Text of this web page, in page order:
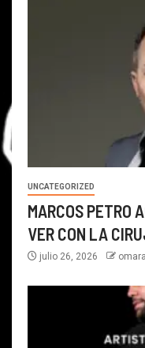
UNCATEGORIZED
MARCOS PETRO
VER CON LA
julio 26, 2026